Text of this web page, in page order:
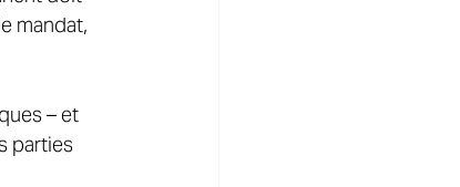
mandat,
– et
parties